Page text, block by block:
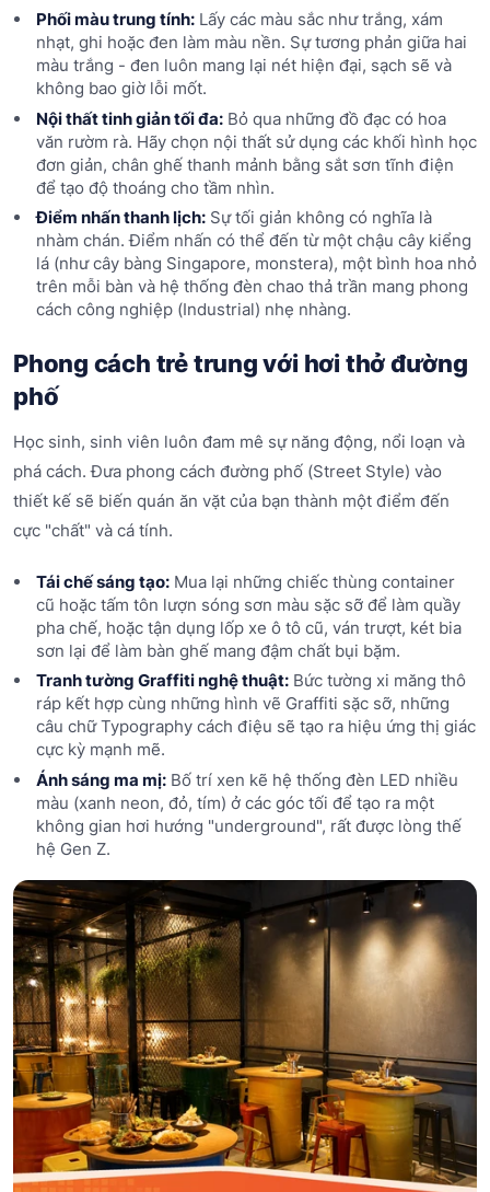
Phối màu trung tính:Lấy các màu sắc như trắng, xám
nhạt, ghi hoặc đen làm màu nền. Sự tương phản giữa hai
màu trắng - đen luôn mang lại nét hiện đại, sạch sẽ và
không bao giờ lỗi mốt.
Nội thất tinh giản tối đa:Bỏ qua những đồ đạc có hoa
văn rườm rà. Hãy chọn nội thất sử dụng các khối hình học
đơn giản, chân ghế thanh mảnh bằng sắt sơn tĩnh điện
để tạo độ thoáng cho tầm nhìn.
Điểm nhấn thanh lịch:Sự tối giản không có nghĩa là
nhàm chán. Điểm nhấn có thể đến từ một chậu cây kiểng
lá (như cây bàng Singapore, monstera), một bình hoa nhỏ
trên mỗi bàn và hệ thống đèn chao thả trần mang phong
cách công nghiệp (Industrial) nhẹ nhàng.
Phong cách trẻ trung với hơi thở đường
phố
Học sinh, sinh viên luôn đam mê sự năng động, nổi loạn và
phá cách. Đưa phong cách đường phố (Street Style) vào
thiết kế sẽ biến quán ăn vặt của bạn thành một điểm đến
cực "chất" và cá tính.
Tái chế sáng tạo:Mua lại những chiếc thùng container
cũ hoặc tấm tôn lượn sóng sơn màu sặc sỡ để làm quầy
pha chế, hoặc tận dụng lốp xe ô tô cũ, ván trượt, két bia
sơn lại để làm bàn ghế mang đậm chất bụi bặm.
Tranh tường Graffiti nghệ thuật:Bức tường xi măng thô
ráp kết hợp cùng những hình vẽ Graffiti sặc sỡ, những
câu chữ Typography cách điệu sẽ tạo ra hiệu ứng thị giác
cực kỳ mạnh mẽ.
Ánh sáng ma mị:Bố trí xen kẽ hệ thống đèn LED nhiều
màu (xanh neon, đỏ, tím) ở các góc tối để tạo ra một
không gian hơi hướng "underground", rất được lòng thế
hệ Gen Z.